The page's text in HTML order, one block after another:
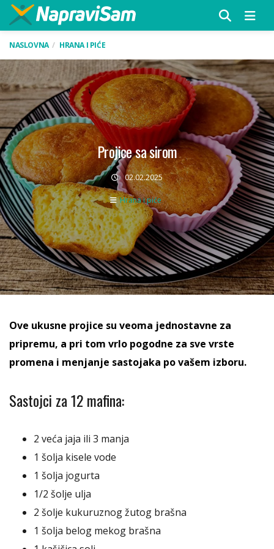
Menu
NASLOVNA HRANA I PIĆE
Projice sa sirom
02.02.2025
Hrana i piće
Ove ukusne projice su veoma jednostavne za
pripremu, a pri tom vrlo pogodne za sve vrste
promena i menjanje sastojaka po vašem izboru.
Sastojci za 12 mafina:
2 veća jaja ili 3 manja
1 šolja kisele vode
1 šolja jogurta
1/2 šolje ulja
2 šolje kukuruznog žutog brašna
1 šolja belog mekog brašna